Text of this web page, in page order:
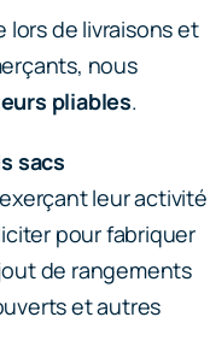
lors de livraisons et
nous
pliables.
sacs
leur activité
pour fabriquer
de rangements
et autres